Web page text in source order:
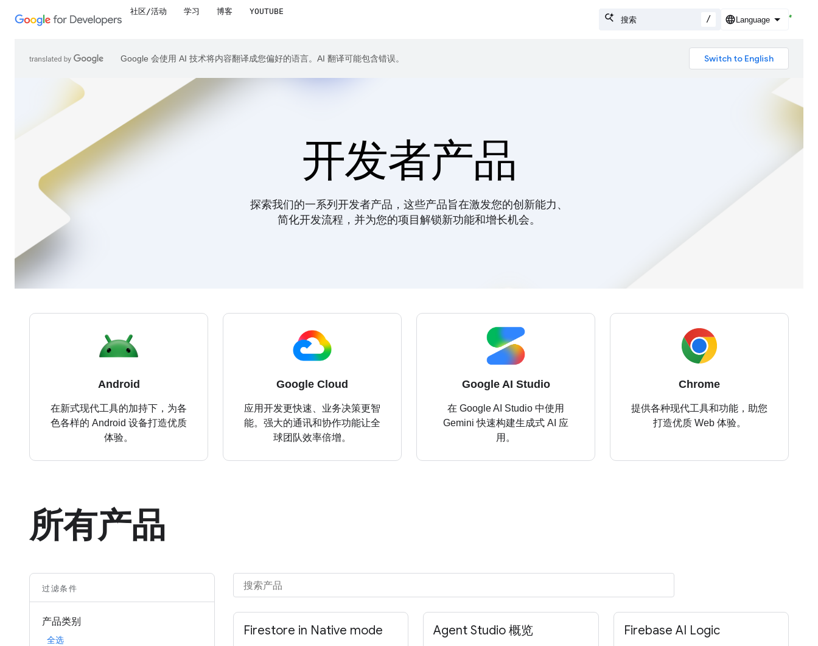
社区/活动 学习 博客 YOUTUBE
/
Google 会使用 AI 技术将内容翻译成您偏好的语言。AI 翻译可能包含错误。
开发者产品
探索我们的一系列开发者产品，这些产品旨在激发您的创新能力、
简化开发流程，并为您的项目解锁新功能和增长机会。
Android
在新式现代工具的加持下，为各
色各样的 Android 设备打造优质
体验。
Google Cloud
应用开发更快速、业务决策更智
能。强大的通讯和协作功能让全
球团队效率倍增。
Google AI Studio
在 Google AI Studio 中使用
Gemini 快速构建生成式 AI 应
用。
Chrome
提供各种现代工具和功能，助您
打造优质 Web 体验。
所有产品
过滤条件
产品类别
全选
Firestore in Native mode Agent Studio 概览 Firebase AI Logic